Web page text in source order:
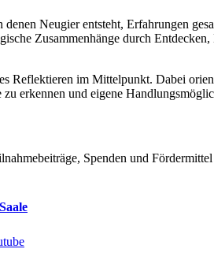
Neugier entsteht, Erfahrungen
Zusammenhänge durch
Reflektieren im Mittelpunkt. Dabei
erkennen und eigene
Spenden und